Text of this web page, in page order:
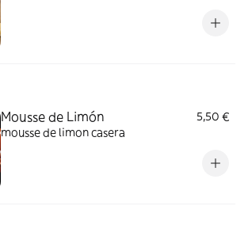
Mousse de Limón
5,50 €
mousse de limon casera